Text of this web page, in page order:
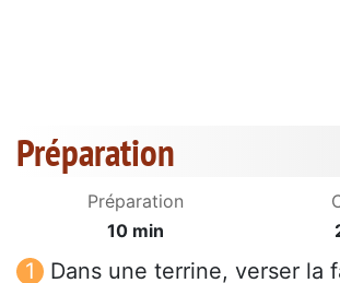
Préparation
Préparation
10 min
Dans une terrine, verser la